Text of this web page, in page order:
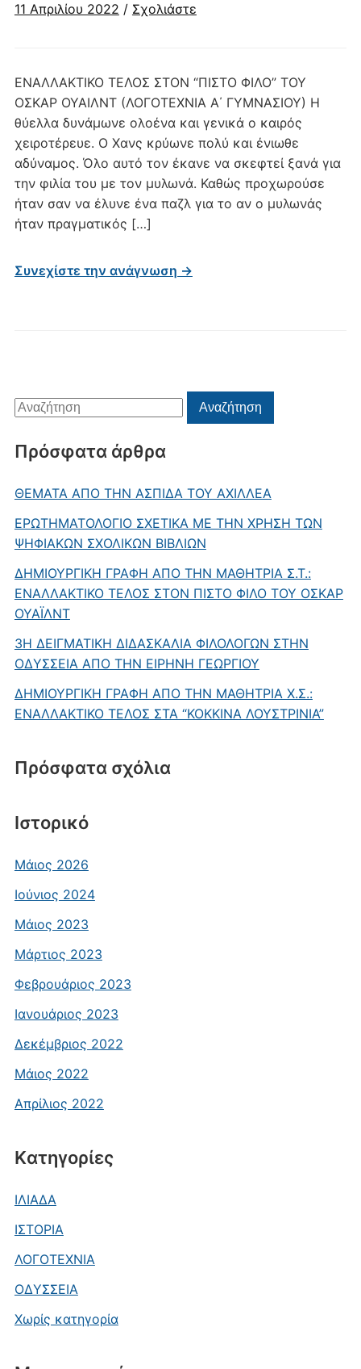
Αναζήτηση
για:
Αναζήτηση
Πρόσφατα άρθρα
ΘΕΜΑΤΑ ΑΠΟ ΤΗΝ ΑΣΠΙΔΑ ΤΟΥ ΑΧΙΛΛΕΑ
ΕΡΩΤΗΜΑΤΟΛΟΓΙΟ ΣΧΕΤΙΚΑ ΜΕ ΤΗΝ ΧΡΗΣΗ ΤΩΝ
ΨΗΦΙΑΚΩΝ ΣΧΟΛΙΚΩΝ ΒΙΒΛΙΩΝ
ΔΗΜΙΟΥΡΓΙΚΗ ΓΡΑΦΗ ΑΠΟ ΤΗΝ ΜΑΘΗΤΡΙΑ Σ.Τ.:
ΕΝΑΛΛΑΚΤΙΚΟ ΤΕΛΟΣ ΣΤΟΝ ΠΙΣΤΟ ΦΙΛΟ ΤΟΥ ΟΣΚΑΡ
ΟΥΑΪΛΝΤ
3Η ΔΕΙΓΜΑΤΙΚΗ ΔΙΔΑΣΚΑΛΙΑ ΦΙΛΟΛΟΓΩΝ ΣΤΗΝ
ΟΔΥΣΣΕΙΑ ΑΠΟ ΤΗΝ ΕΙΡΗΝΗ ΓΕΩΡΓΙΟΥ
ΔΗΜΙΟΥΡΓΙΚΗ ΓΡΑΦΗ ΑΠΟ ΤΗΝ ΜΑΘΗΤΡΙΑ Χ.Σ.:
ΕΝΑΛΛΑΚΤΙΚΟ ΤΕΛΟΣ ΣΤΑ “ΚΟΚΚΙΝΑ ΛΟΥΣΤΡΙΝΙΑ”
Πρόσφατα σχόλια
Ιστορικό
Μάιος 2026
Ιούνιος 2024
Μάιος 2023
Μάρτιος 2023
Φεβρουάριος 2023
Ιανουάριος 2023
Δεκέμβριος 2022
Μάιος 2022
Απρίλιος 2022
Kατηγορίες
ΙΛΙΑΔΑ
ΙΣΤΟΡΙΑ
ΛΟΓΟΤΕΧΝΙΑ
ΟΔΥΣΣΕΙΑ
Χωρίς κατηγορία
11 Απριλίου 2022 / Σχολιάστε
ΕΝΑΛΛΑΚΤΙΚΟ ΤΕΛΟΣ ΣΤΟΝ “ΠΙΣΤΟ ΦΙΛΟ” ΤΟΥ
ΟΣΚΑΡ ΟΥΑΙΛΝΤ (ΛΟΓΟΤΕΧΝΙΑ Α΄ ΓΥΜΝΑΣΙΟΥ) Η
θύελλα δυνάμωνε ολοένα και γενικά ο καιρός
χειροτέρευε. Ο Χανς κρύωνε πολύ και ένιωθε
αδύναμος. Όλο αυτό τον έκανε να σκεφτεί ξανά για
την φιλία του με τον μυλωνά. Καθώς προχωρούσε
ήταν σαν να έλυνε ένα παζλ για το αν ο μυλωνάς
ήταν πραγματικός […]
Συνεχίστε την ανάγνωση →